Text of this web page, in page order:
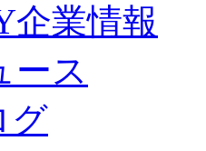
企業情報
ース
グ